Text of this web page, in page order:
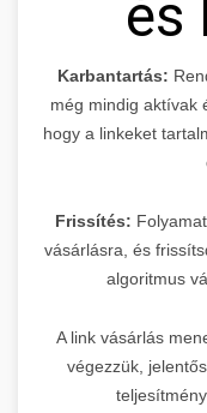
és
Karbantartás:
még mindig aktívak
hogy a linkeket
Frissítés:
vásárlásra, és
algoritmus
A link vásárlás
végezzük,